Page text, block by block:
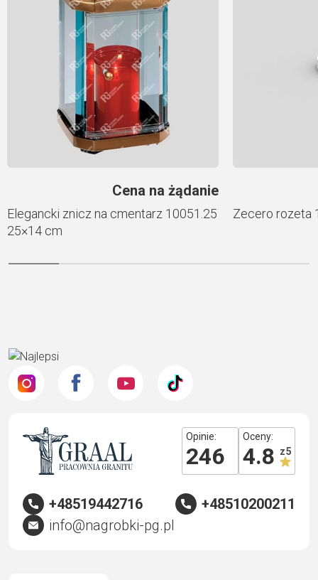
Cena na żądanie
Elegancki znicz na cmentarz 10051.25
25×14 cm
Zecero rozeta
Opinie:
246
Oceny:
4.8 z 5
+48519442716
+48510200211
info@nagrobki-pg.pl